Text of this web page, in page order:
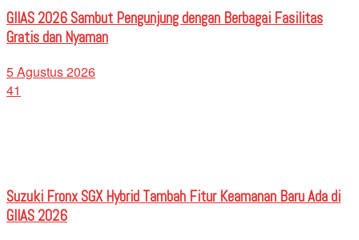
GIIAS 2026 Sambut Pengunjung dengan Berbagai Fasilitas
Gratis dan Nyaman
5 Agustus 2026
41
Suzuki Fronx SGX Hybrid Tambah Fitur Keamanan Baru Ada di
GIIAS 2026